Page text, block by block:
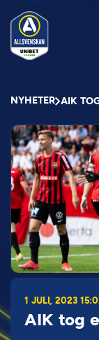
NYHETER AIK
1 JULI, 2023
AIK tog